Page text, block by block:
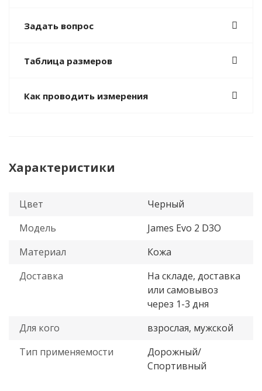
Задать вопрос
Таблица размеров
Как проводить измерения
Характеристики
Цвет
Черный
Модель
James Evo 2 D3O
Материал
Кожа
Доставка
На складе, доставка
или самовывоз
через 1-3 дня
Для кого
взрослая, мужской
Тип применяемости
Дорожный/
Спортивный